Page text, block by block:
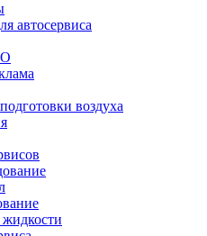
автосервиса
воздуха